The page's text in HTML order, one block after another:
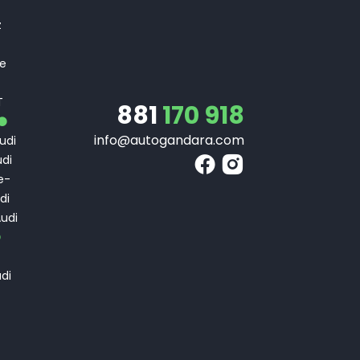
881170 918
info@autogandara.com